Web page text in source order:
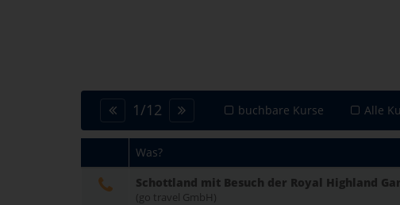
1/12 buchbare Kurse Alle
Was?
Schottland mit Besuch der Royal Highland
(go travel GmbH)